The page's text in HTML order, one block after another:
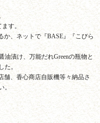
す。
か、ネットで『BASE』『こびら
漬け、万能だれGreenの瓶物と
た。
舗、香心商店自販機等々納品さ
。